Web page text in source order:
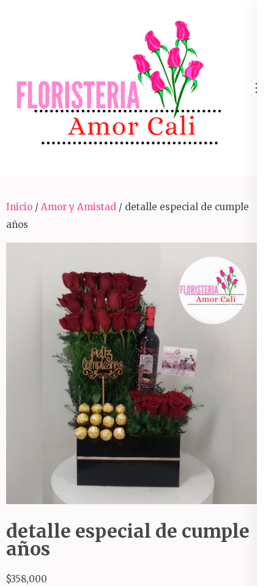
Enter)
Inicio / Amor y Amistad / detalle especial de cumple
años
detalle especial de cumple
años
$358,000